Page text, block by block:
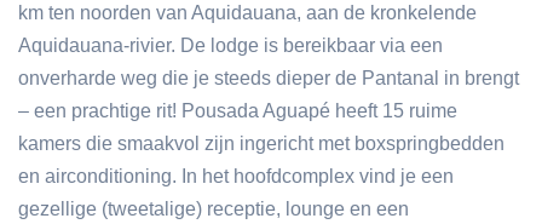
km ten noorden van Aquidauana, aan de kronkelende
Aquidauana-rivier. De lodge is bereikbaar via een
onverharde weg die je steeds dieper de Pantanal in brengt
– een prachtige rit! Pousada Aguapé heeft 15 ruime
kamers die smaakvol zijn ingericht met boxspringbedden
en airconditioning. In het hoofdcomplex vind je een
gezellige (tweetalige) receptie, lounge en een